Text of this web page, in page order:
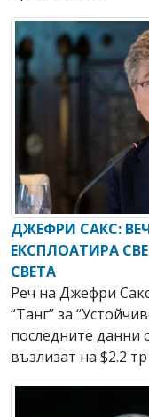
ДЖЕФРИ САКС:
ЕКСПЛОАТИРА
СВЕТА
Реч на Джефри
“Танг” за
последните данни
възлизат на $2.2 тр